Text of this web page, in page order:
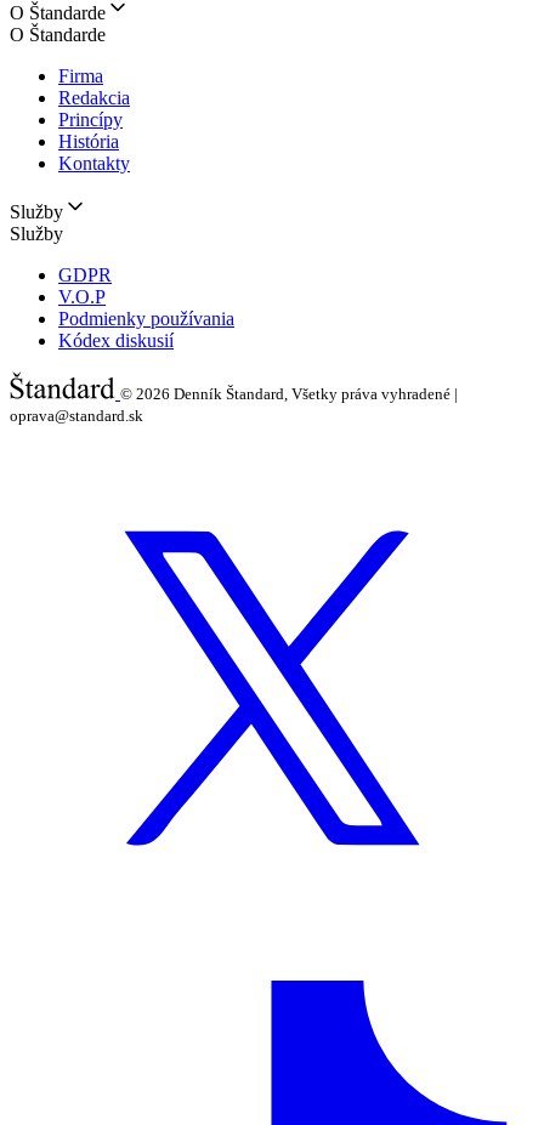
O Štandarde
O Štandarde
Firma
Redakcia
Princípy
História
Kontakty
Služby
Služby
GDPR
V.O.P
Podmienky používania
Kódex diskusií
© 2026 Denník Štandard, Všetky práva vyhradené |
oprava@standard.sk